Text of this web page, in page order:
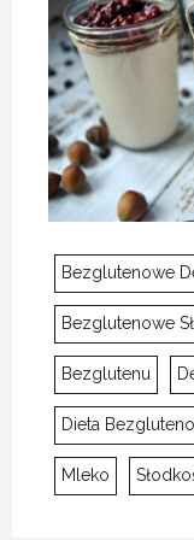
Bezglutenowe
Bezglutenowe
Bezglutenu
Dieta
Mleko
MLEKO
4 KWIETNIA 2016
MLEKO
4 KWIETNIA 2016
MLEKO
4 KWIETNIA 2016